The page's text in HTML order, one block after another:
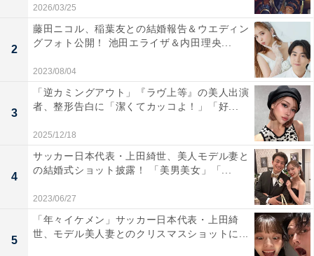
2026/03/25
2
藤田ニコル、稲葉友との結婚報告＆ウエディン
グフォト公開！ 池田エライザ＆内田理央...
2023/08/04
3
「逆カミングアウト」『ラヴ上等』の美人出演
者、整形告白に「潔くてカッコよ！」「好...
2025/12/18
4
サッカー日本代表・上田綺世、美人モデル妻と
の結婚式ショット披露！ 「美男美女」「...
2023/06/27
5
「年々イケメン」サッカー日本代表・上田綺
世、モデル美人妻とのクリスマスショットに...